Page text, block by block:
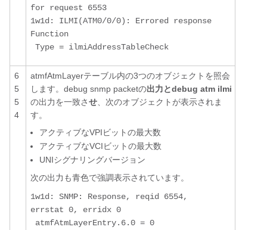
for request 6553
1w1d: ILMI(ATM0/0/0): Errored response
Function
Type = ilmiAddressTableCheck
6
5
5
4
atmfAtmLayerテーブル内の3つのオブジェクトを照会
します。debug snmp packetの出力とdebug atm ilmi
の出力を一致させ 、次のオブジェクトが表示されま
す。
アクティブなVPIビットの最大数
アクティブなVCIビットの最大数
UNIシグナリングバージョン
次の出力も青色で強調表示されています。
1w1d: SNMP: Response, reqid 6554,
errstat 0, erridx 0